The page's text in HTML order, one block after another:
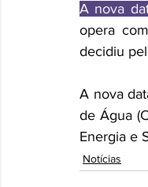
A nova
opera
decidiu
A nova
de Água
Energia e
Notícias